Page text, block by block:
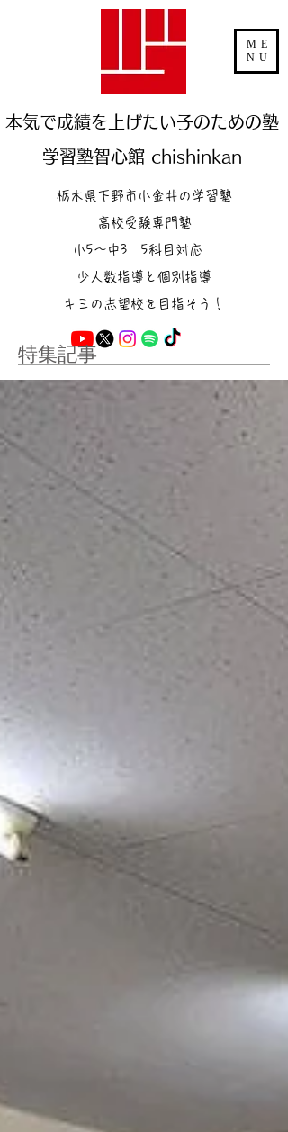
本気で成績を上げたい子のための塾
学習塾智心館 chishinkan
ME
NU
栃木県下野市小金井の学習塾
高校受験専門塾
小5～中3 5科目対応
少人数指導と個別指導
キミの志望校を目指そう！
特集記事